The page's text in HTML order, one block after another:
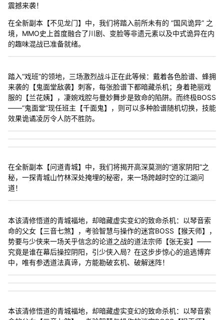
震撼来袭！
在全新副本【不见龙门】中，我们将踏入前所未有的 “国风诡异” 之
境，MMO史上首度融合了川剧、变脸等非遗元素以及中式诡异在内
的趣味混战已准备就绪。
踏入“戏班”的领地，三场激烈战斗正在此等候：戴着各色脸谱、蜂拥
来袭的【鬼面堂敌袭】刺客，每张脸谱下都暗藏杀机；身着艳丽戏
服的【兰花姨】，凄婉戏腔与曼妙舞步是致命的陷阱。而终极BOSS
——“鬼面堂”现任班主【千面鬼】，则可以多种脸谱随机切换，技能
效果诡谲凌厉令人防不胜防。
在全新副本【问道青城】中，我们将揭开高深莫测的“道家阴阳”之
秘，一探青城山竹林深处掩埋的秘密，来一场跨越时空的江湖问
道！
本该清修悟道的青城福地，却暗藏虚实变幻的致命杀机：以琴音索
命的父女【三音七煞】，考验智慧与操作的迷宫BOSS【猴天师】，
势要与少侠来一场关乎信念的论道之战的道法宗师【张无妄】——
究竟是谁在幕后操控阴阳，引少侠入局？在这步步惊心的追逃博弈
中，唯有参透道法真谛，方能勘破玄机、破解迷阵！
本该清修悟道的青城福地，却暗藏虚实变幻的致命杀机：以琴音索